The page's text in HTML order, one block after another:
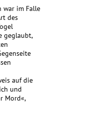
war im Falle
des
geglaubt,
auf die
und
Mord«,